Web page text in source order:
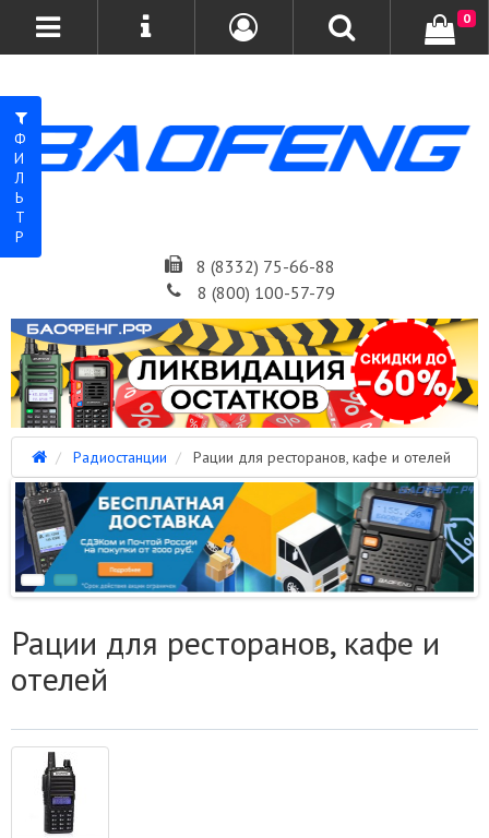
8 (8332) 75-66-88
8 (800) 100-57-79
0
Радиостанции Рации для ресторанов, кафе и отелей
Рации для ресторанов, кафе и
отелей
ФИЛЬТР